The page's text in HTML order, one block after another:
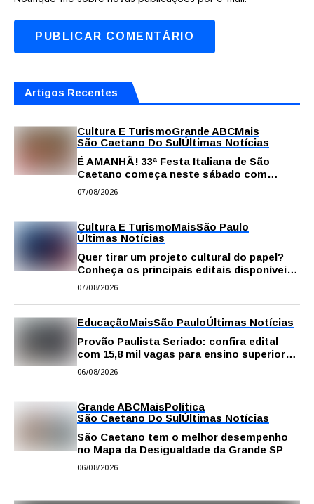
Artigos Recentes
Cultura E TurismoGrande ABCMais
São Caetano Do SulÚltimas Notícias
É AMANHÃ! 33ª Festa Italiana de São
Caetano começa neste sábado com
gastronomia, música e solidariedade
07/08/2026
Cultura E TurismoMaisSão Paulo
Últimas Notícias
Quer tirar um projeto cultural do papel?
Conheça os principais editais disponíveis
em São Paulo
07/08/2026
EducaçãoMaisSão PauloÚltimas Notícias
Provão Paulista Seriado: confira edital
com 15,8 mil vagas para ensino superior
público
06/08/2026
Grande ABCMaisPolítica
São Caetano Do SulÚltimas Notícias
São Caetano tem o melhor desempenho
no Mapa da Desigualdade da Grande SP
06/08/2026